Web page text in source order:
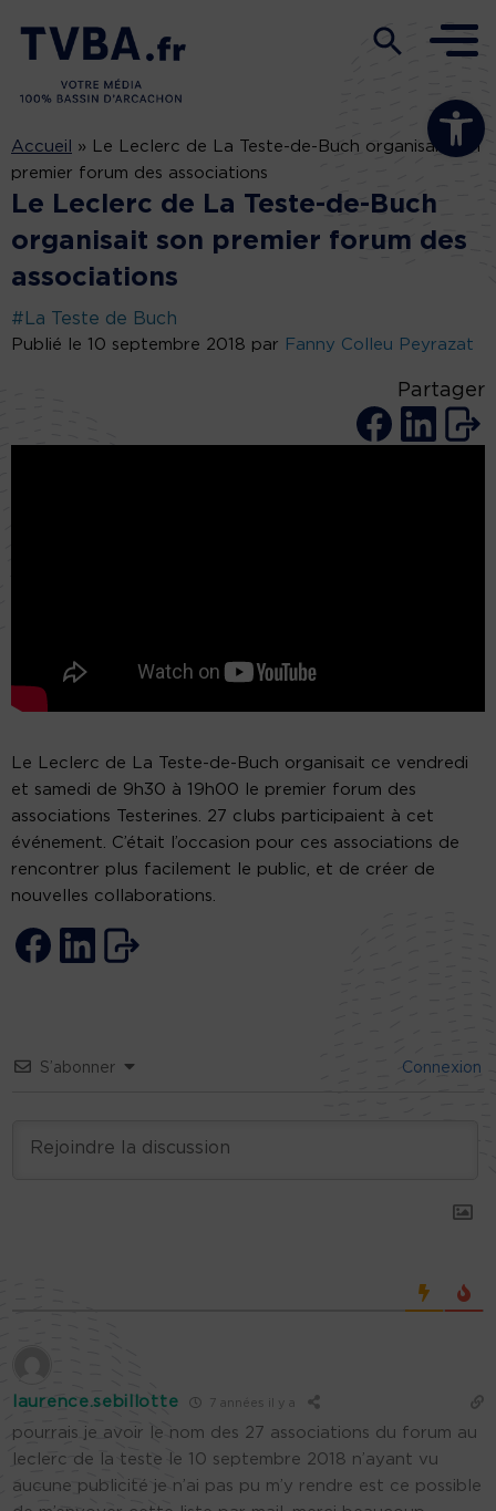
Ouvrir la
Accueil »
Le Leclerc de La Teste-de-Buch organisait son
premier forum des associations
Le Leclerc de La Teste-de-Buch
organisait son premier forum des
associations
#La Teste de Buch
Publié le 10 septembre 2018 par Fanny Colleu Peyrazat
Partager
Le Leclerc de La Teste-de-Buch organisait ce vendredi
et samedi de 9h30 à 19h00 le premier forum des
associations Testerines. 27 clubs participaient à cet
événement. C’était l’occasion pour ces associations de
rencontrer plus facilement le public, et de créer de
nouvelles collaborations.
S’abonner Connexion
laurence.sebillotte 7 années il y a
pourrais je avoir le nom des 27 associations du forum au
leclerc de la teste le 10 septembre 2018 n’ayant vu
aucune publicité je n’ai pas pu m’y rendre est ce possible